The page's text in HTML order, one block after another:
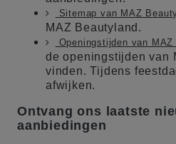
Sitemap van MAZ
MAZ Beautyland.
Openingstijden van MAZ
de openingstijden van
vinden. Tijdens
afwijken.
Ontvang ons laatste
aanbiedingen